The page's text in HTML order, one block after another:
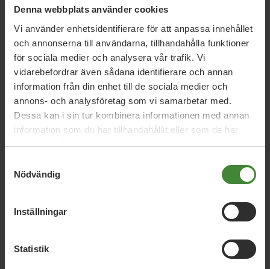
Denna webbplats använder cookies
Vi använder enhetsidentifierare för att anpassa innehållet
och annonserna till användarna, tillhandahålla funktioner
för sociala medier och analysera vår trafik. Vi
vidarebefordrar även sådana identifierare och annan
information från din enhet till de sociala medier och
annons- och analysföretag som vi samarbetar med.
Dessa kan i sin tur kombinera informationen med annan
information som du har tillhandahållit eller som de har
samlat in när du har använt deras tjänster.
Nödvändig
Inställningar
Statistik
Skydda hyresgäster från chockhöjd hyra
17 september 2021
Segregation gör hela samhället mer
otryggt
21 juni 2021
Vi röstar för fortsatt förtroende för